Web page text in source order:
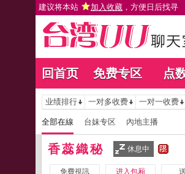
建议将本站 加入收藏 ，方便日后找寻
回首页 免费专区 点
业绩排行 一对多收费 一对一收费
全部在線 台妹专区 內地主播
香蕊織秘 休息中
免費視訊 进入包厢